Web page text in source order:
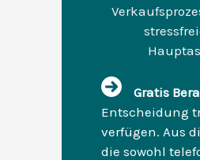
Gratis
Entscheidung
verfügen. Aus
die sowohl